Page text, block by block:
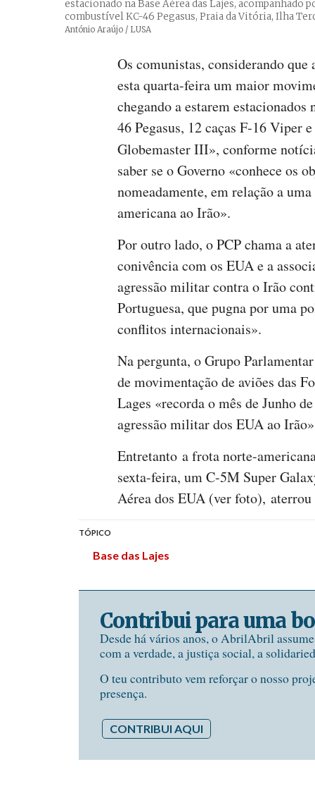
estacionado na Base Aérea das Lajes, acompanhado
combustível KC-46 Pegasus, Praia da Vitória, Ilha
Créditos
António Araújo / LUSA
Os comunistas, considerando
esta quarta-feira um maior
chegando a estarem
46 Pegasus, 12 caças F-16 Viper
Globemaster III», conforme
saber se o Governo «conhece os
nomeadamente, em relação a
americana ao Irão».
Por outro lado, o PCP chama a
conivência com os EUA e a
agressão militar contra o Irão
Portuguesa, que pugna por uma
conflitos internacionais».
Na pergunta, o Grupo
de movimentação de aviões das
Lages «recorda o mês de Junho
agressão militar dos EUA ao
Entretanto a frota norte-
sexta-feira, um C-5M Super
Aérea dos EUA (ver foto), aterrou
TÓPICO
Base das Lajes
Contribui para uma
Desde há vários anos, o AbrilAbril
com a verdade, a justiça social, a
O teu contributo vem reforçar o nosso
presença.
CONTRIBUI AQUI